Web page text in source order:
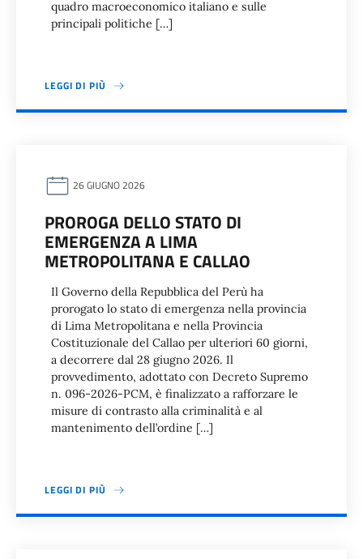
quadro macroeconomico italiano e sulle
principali politiche […]
LEGGI DI PIÙ
26 GIUGNO 2026
PROROGA DELLO STATO DI
EMERGENZA A LIMA
METROPOLITANA E CALLAO
Il Governo della Repubblica del Perù ha
prorogato lo stato di emergenza nella provincia
di Lima Metropolitana e nella Provincia
Costituzionale del Callao per ulteriori 60 giorni,
a decorrere dal 28 giugno 2026. Il
provvedimento, adottato con Decreto Supremo
n. 096-2026-PCM, è finalizzato a rafforzare le
misure di contrasto alla criminalità e al
mantenimento dell’ordine […]
LEGGI DI PIÙ